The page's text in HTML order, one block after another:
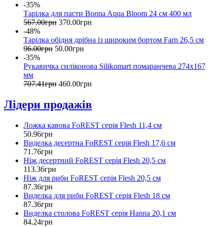
-35%
Тарілка для пасти Bonna Aqua Bloom 24 см 400 мл
567.00грн 370.00грн
-48%
Тарілка обідня дрібна із широким бортом Farn 26,5 см
96.00грн 50.00грн
-35%
Рукавичка силіконова Silikomart помаранчева 274х167
мм
707.41грн 460.00грн
Лідери продажів
Ложка кавова FoREST серія Flesh 11,4 см
50.96грн
Виделка десертна FoREST серія Flesh 17,6 см
71 .76грн
Ніж десертний FoREST серія Flesh 20,5 см
113.36грн
Ніж для риби FoREST серія Flesh 20,5 см
87.36грн
Виделка для риби FoREST серія Flesh 18 см
87.36грн
Виделка столова FoREST серія Hanna 20,1 см
84.24грн